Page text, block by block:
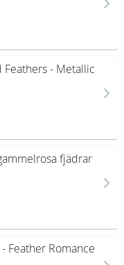
- Metallic
fjädrar
Feather Romance